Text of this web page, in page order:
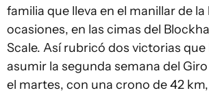
familia que lleva en el manillar de
ocasiones, en las cimas del
Scale. Así rubricó dos victorias
asumir la segunda semana del
el martes, con una crono de 42